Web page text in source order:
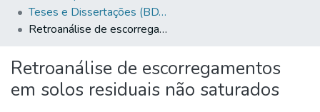
Communities & Collections
All of DSpace
Statistics
Teses e Dissertações (BDTD USP)
Retroanálise de escorregamentos em solos residuais não saturados
Retroanálise de escorregamentos
em solos residuais não saturados